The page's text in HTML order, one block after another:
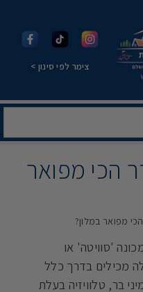
צימר לפי סינון >
הכי מפואר
מפואר במלון?
'סוויטה' או
מכילים בדרך כלל
בר, ​​טלוויזיה בעלת